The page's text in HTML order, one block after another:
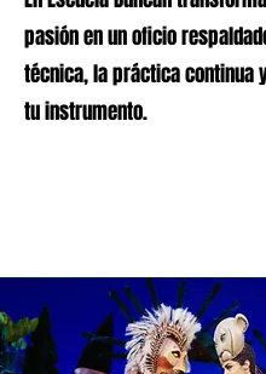
pasión en un oficio
técnica, la práctica continua
tu instrumento.